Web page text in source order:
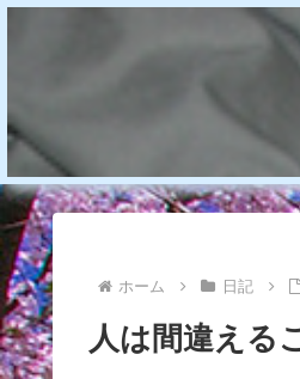
ホーム 日記
人は間違える